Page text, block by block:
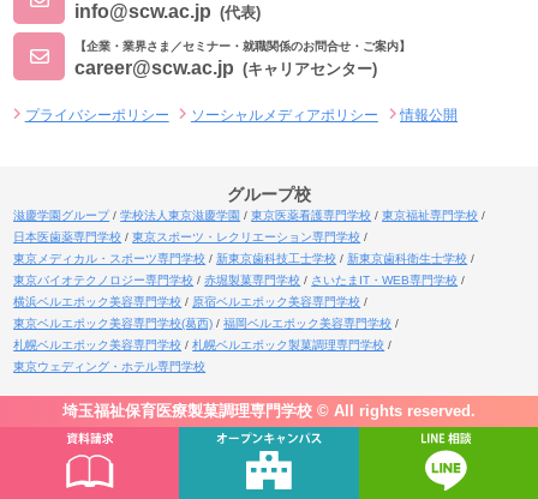
info@scw.ac.jp (代表)
【企業・業界さま／セミナー・就職関係のお問合せ・ご案内】
career@scw.ac.jp (キャリアセンター)
プライバシーポリシー ソーシャルメディアポリシー 情報公開
グループ校
滋慶学園グループ 学校法人東京滋慶学園 東京医薬看護専門学校
東京福祉専門学校
日本医歯薬専門学校
東京スポーツ・レクリエーション専門学校
東京メディカル・スポーツ専門学校
新東京歯科技工士学校
新東京歯科衛生士学校
東京バイオテクノロジー専門学校
赤堀製菓専門学校
さいたまIT・WEB専門学校
横浜ベルエポック美容専門学校
原宿ベルエポック美容専門学校
東京ベルエポック美容専門学校(葛西)
福岡ベルエポック美容専門学校
札幌ベルエポック美容専門学校
札幌ベルエポック製菓調理専門学校
東京ウェディング・ホテル専門学校
埼玉福祉保育医療製菓調理専門学校 © All rights reserved.